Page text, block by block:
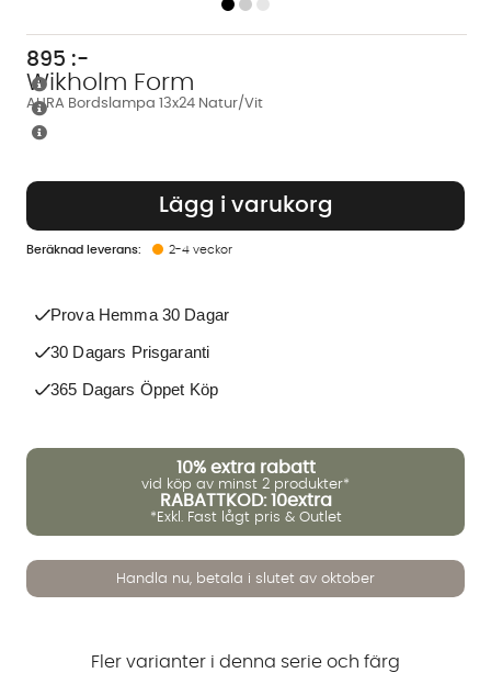
AURA Bordslampa 13x24 Natur/Vit
Wikholm Form
895 :-
Lägg i varukorg
2-4 veckor
Prova Hemma 30 Dagar
30 Dagars Prisgaranti
365 Dagars Öppet Köp
10% extra rabatt
vid köp av minst 2 produkter*
RABATTKOD: 10extra
*Exkl. Fast lågt pris & Outlet
Handla nu, betala i slutet av oktober
Fler varianter i denna serie och färg
Vi använder AI för att svara på dina frågor. Konversationen
Jag godkänner att konversationen sparas